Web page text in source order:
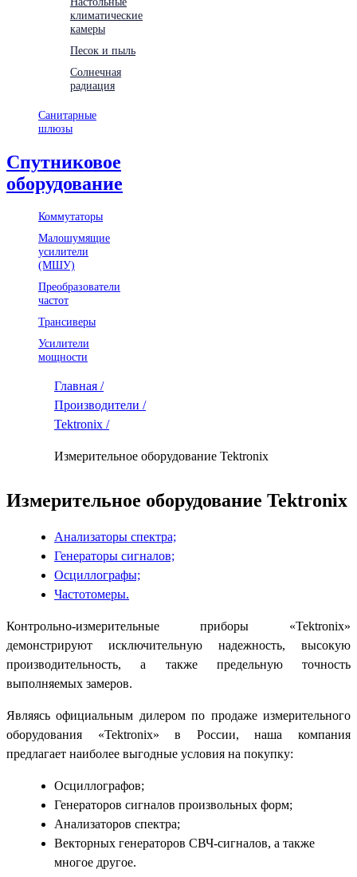
климатические
камеры
Песок и пыль
Солнечная
радиация
Санитарные
шлюзы
Спутниковое
оборудование
Коммутаторы
Малошумящие
усилители
(МШУ)
Преобразователи
частот
Трансиверы
Усилители
мощности
Главная /
Производители /
Tektronix /
Измерительное оборудование Tektronix
Измерительное оборудование Tektronix
Анализаторы спектра;
Генераторы сигналов;
Осциллографы;
Частотомеры.
Контрольно-измерительные приборы «Tektronix»
демонстрируют исключительную надежность, высокую
производительность, а также предельную точность
выполняемых замеров.
Являясь официальным дилером по продаже измерительного
оборудования «Tektronix» в России, наша компания
предлагает наиболее выгодные условия на покупку:
Осциллографов;
Генераторов сигналов произвольных форм;
Анализаторов спектра;
Векторных генераторов СВЧ-сигналов, а также
многое другое.